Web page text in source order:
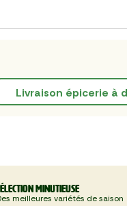
livraison épicerie à
minutieuse
meilleures variétés de saison